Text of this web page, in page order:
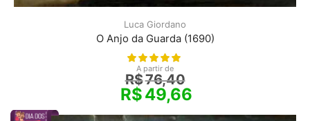
Luca Giordano
O Anjo da Guarda (1690)
A partir de
R$76,40
R$49,66